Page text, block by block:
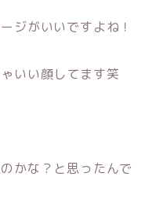
ジがいいですよね！
いい顔してます笑
かな？と思ったんで